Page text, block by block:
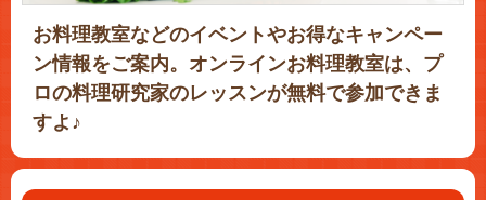
お料理教室などのイベントやお得なキャンペー
ン情報をご案内。オンラインお料理教室は、プ
ロの料理研究家のレッスンが無料で参加できま
すよ♪